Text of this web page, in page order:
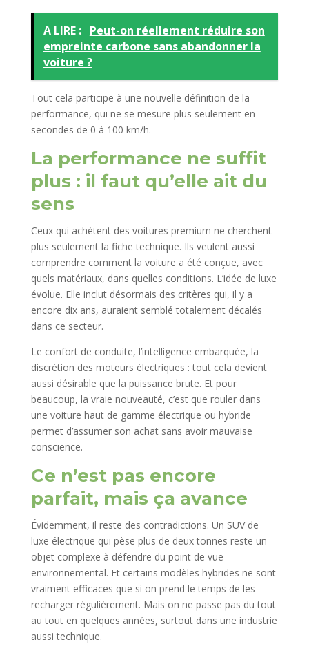
A LIRE : Peut-on réellement réduire son
empreinte carbone sans abandonner la
voiture ?
Tout cela participe à une nouvelle définition de la
performance, qui ne se mesure plus seulement en
secondes de 0 à 100 km/h.
La performance ne suffit
plus : il faut qu’elle ait du
sens
Ceux qui achètent des voitures premium ne cherchent
plus seulement la fiche technique. Ils veulent aussi
comprendre comment la voiture a été conçue, avec
quels matériaux, dans quelles conditions. L’idée de luxe
évolue. Elle inclut désormais des critères qui, il y a
encore dix ans, auraient semblé totalement décalés
dans ce secteur.
Le confort de conduite, l’intelligence embarquée, la
discrétion des moteurs électriques : tout cela devient
aussi désirable que la puissance brute. Et pour
beaucoup, la vraie nouveauté, c’est que rouler dans
une voiture haut de gamme électrique ou hybride
permet d’assumer son achat sans avoir mauvaise
conscience.
Ce n’est pas encore
parfait, mais ça avance
Évidemment, il reste des contradictions. Un SUV de
luxe électrique qui pèse plus de deux tonnes reste un
objet complexe à défendre du point de vue
environnemental. Et certains modèles hybrides ne sont
vraiment efficaces que si on prend le temps de les
recharger régulièrement. Mais on ne passe pas du tout
au tout en quelques années, surtout dans une industrie
aussi technique.